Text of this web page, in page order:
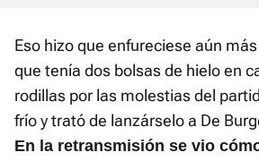
Eso hizo que enfureciese aún
que tenía dos bolsas de hielo en
rodillas por las molestias del
frío y trató de lanzárselo a De
En la retransmisión se vio